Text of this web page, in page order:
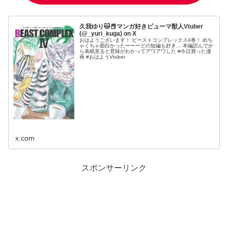
久我ゆり🐱📕マンガ好きピューマ獣人Vtuber
(@_yuri_kuga) on X
おはようございます！ ビーストコンプレックス4巻！ めち
ゃくちゃ面白かったーーーどの短編も好き… 本編読んでか
ら表紙見ると意味がわかってアワアワした #今日買った漫
画 #おはようVtuber
x.com
スポンサーリンク